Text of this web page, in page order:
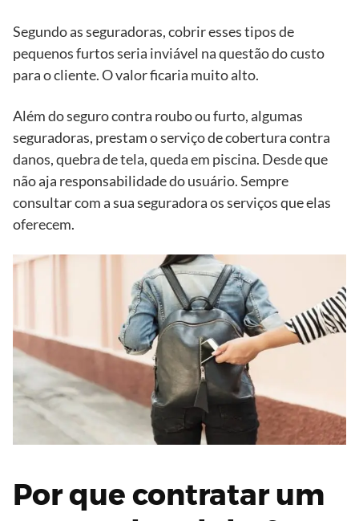
Segundo as seguradoras, cobrir esses tipos de
pequenos furtos seria inviável na questão do custo
para o cliente. O valor ficaria muito alto.
Além do seguro contra roubo ou furto, algumas
seguradoras, prestam o serviço de cobertura contra
danos, quebra de tela, queda em piscina. Desde que
não aja responsabilidade do usuário. Sempre
consultar com a sua seguradora os serviços que elas
oferecem.
Por que contratar um